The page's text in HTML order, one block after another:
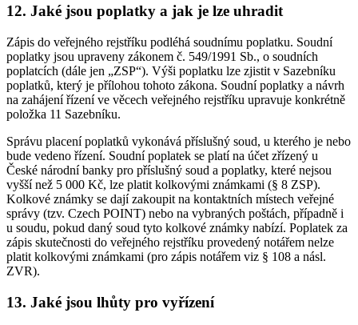
12. Jaké jsou poplatky a jak je lze uhradit
Zápis do veřejného rejstříku podléhá soudnímu poplatku. Soudní
poplatky jsou upraveny zákonem č. 549/1991 Sb., o soudních
poplatcích (dále jen „ZSP“). Výši poplatku lze zjistit v Sazebníku
poplatků, který je přílohou tohoto zákona. Soudní poplatky a návrh
na zahájení řízení ve věcech veřejného rejstříku upravuje konkrétně
položka 11 Sazebníku.
Správu placení poplatků vykonává příslušný soud, u kterého je nebo
bude vedeno řízení. Soudní poplatek se platí na účet zřízený u
České národní banky pro příslušný soud a poplatky, které nejsou
vyšší než 5 000 Kč, lze platit kolkovými známkami (§ 8 ZSP).
Kolkové známky se dají zakoupit na kontaktních místech veřejné
správy (tzv. Czech POINT) nebo na vybraných poštách, případně i
u soudu, pokud daný soud tyto kolkové známky nabízí. Poplatek za
zápis skutečnosti do veřejného rejstříku provedený notářem nelze
platit kolkovými známkami (pro zápis notářem viz § 108 a násl.
ZVR).
13. Jaké jsou lhůty pro vyřízení